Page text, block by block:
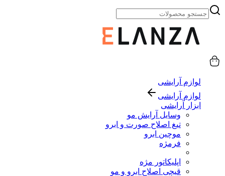
لوازم آرایشی
لوازم آرایشی
ابزار آرایشی
وسایل آرایش مو
تیغ اصلاح صورت و ابرو
موچین ابرو
فرمژه
اپلیکاتور مژه
قیچی اصلاح ابرو و مو